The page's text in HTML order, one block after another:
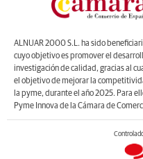
ALNUAR 2000 S.L. ha sido
cuyo objetivo es promover el
investigación de calidad, gracias al
el objetivo de mejorar la
la pyme, durante el año 2025. Para
Pyme Innova de la Cámara de